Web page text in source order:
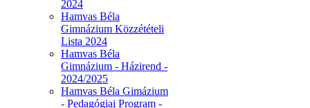
2024
Hamvas Béla
Gimnázium Közzétételi
Lista 2024
Hamvas Béla
Gimnázium - Házirend -
2024/2025
Hamvas Béla Gimázium
- Pedagógiai Program -